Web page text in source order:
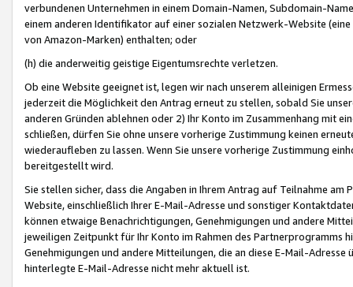
verbundenen Unternehmen in einem Domain-Namen, Subdomain-
einem anderen Identifikator auf einer sozialen Netzwerk-Website
von Amazon-Marken) enthalten; oder
(h) die anderweitig geistige Eigentumsrechte verletzen.
Ob eine Website geeignet ist, legen wir nach unserem alleinigen
jederzeit die Möglichkeit den Antrag erneut zu stellen, sobald Sie
anderen Gründen ablehnen oder 2) Ihr Konto im Zusammenhang mit
schließen, dürfen Sie ohne unsere vorherige Zustimmung keinen
wiederaufleben zu lassen. Wenn Sie unsere vorherige Zustimmung
bereitgestellt wird.
Sie stellen sicher, dass die Angaben in Ihrem Antrag auf Teilnahme
Website, einschließlich Ihrer E-Mail-Adresse und sonstiger
können etwaige Benachrichtigungen, Genehmigungen und andere
jeweiligen Zeitpunkt für Ihr Konto im Rahmen des Partnerprogramms
Genehmigungen und andere Mitteilungen, die an diese E-Mail-
hinterlegte E-Mail-Adresse nicht mehr aktuell ist.